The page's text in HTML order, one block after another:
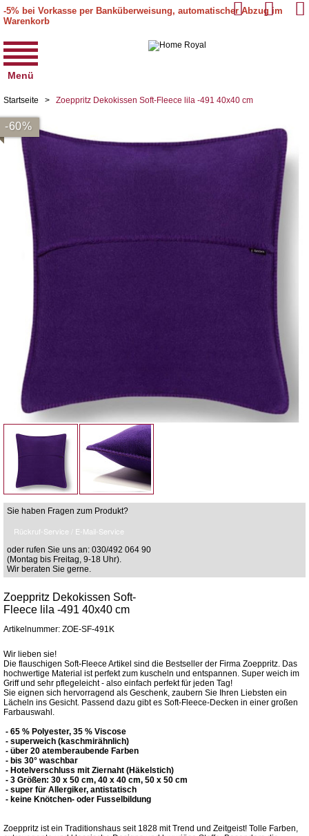
-5% bei Vorkasse per Banküberweisung, automatischer Abzug im
Warenkorb
Menü
Startseite > Zoeppritz Dekokissen Soft-Fleece lila -491 40x40 cm
-60%
Sie haben Fragen zum Produkt?
Rückruf-Service / E-Mail-Service
oder rufen Sie uns an: 030/492 064 90
(Montag bis Freitag, 9-18 Uhr).
Wir beraten Sie gerne.
Zoeppritz Dekokissen Soft-
Fleece lila -491 40x40 cm
Artikelnummer: ZOE-SF-491K
Wir lieben sie!
Die flauschigen Soft-Fleece Artikel sind die Bestseller der Firma Zoeppritz. Das
hochwertige Material ist perfekt zum kuscheln und entspannen. Super weich im
Griff und sehr pflegeleicht - also einfach perfekt für jeden Tag!
Sie eignen sich hervorragend als Geschenk, zaubern Sie Ihren Liebsten ein
Lächeln ins Gesicht. Passend dazu gibt es Soft-Fleece-Decken in einer großen
Farbauswahl.
- 65 % Polyester, 35 % Viscose
- superweich (kaschmirähnlich)
- über 20 atemberaubende Farben
- bis 30° waschbar
- Hotelverschluss mit Ziernaht (Häkelstich)
- 3 Größen: 30 x 50 cm, 40 x 40 cm, 50 x 50 cm
- super für Allergiker, antistatisch
- keine Knötchen- oder Fusselbildung
Zoeppritz ist ein Traditionshaus seit 1828 mit Trend und Zeitgeist! Tolle Farben,